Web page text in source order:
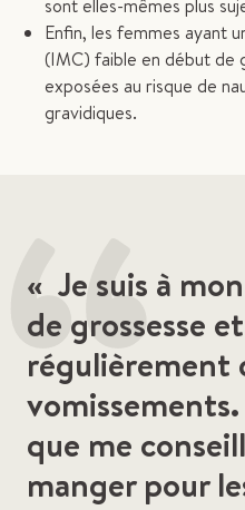
sont elles-mêmes plus
Enfin, les femmes ayant
(IMC) faible en début de
exposées au risque de
gravidiques.
“
« Je suis à
de grossesse
régulièrement
que me
manger pour